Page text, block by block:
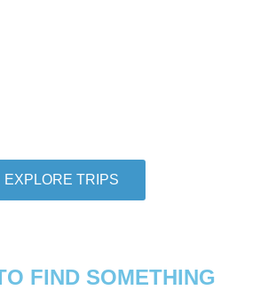
EXPLORE TRIPS
FIND SOMETHING